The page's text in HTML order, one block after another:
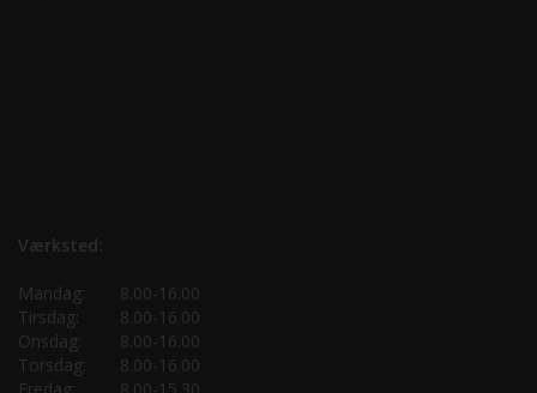
Værksted:
Mandag:
8.00-16.00
Tirsdag:
8.00-16.00
Onsdag:
8.00-16.00
Torsdag:
8.00-16.00
Fredag:
8.00-15.30